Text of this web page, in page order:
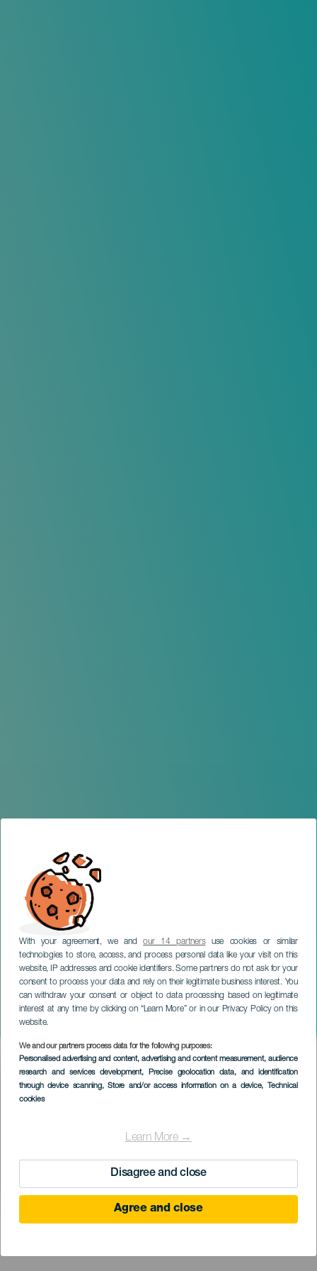
With your agreement, we andour 14 partnersuse cookies or similar
technologies to store, access, and process personal data like your visit on this
website, IP addresses and cookie identifiers. Some partners do not ask for your
consent to process your data and rely on their legitimate business interest. You
can withdraw your consent or object to data processing based on legitimate
interest at any time by clicking on “Learn More” or in our Privacy Policy on this
website.
We and our partners process data for the following purposes:
Personalised advertising and content, advertising and content measurement, audience
research and services development, Precise geolocation data, and identification
through device scanning, Store and/or access information on a device, Technical
cookies
Learn More →
Disagree and close
Agree and close
Templomi felvonulás
GRAN CANARIA
Imagen
Listado